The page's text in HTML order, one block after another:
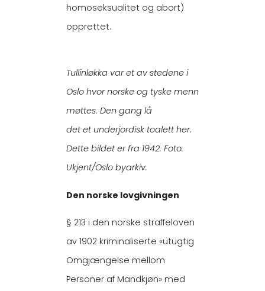
homoseksualitet og abort)
opprettet.
Tullinløkka var et av stedene i
Oslo hvor norske og tyske menn
møttes. Den gang lå
det et underjordisk toalett her.
Dette bildet er fra 1942. Foto:
Ukjent/Oslo byarkiv.
Den norske lovgivningen
§ 213 i den norske straffeloven
av 1902 kriminaliserte «utugtig
Omgjængelse mellom
Personer af Mandkjøn» med